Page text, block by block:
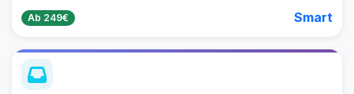
Ab 249€ Smart